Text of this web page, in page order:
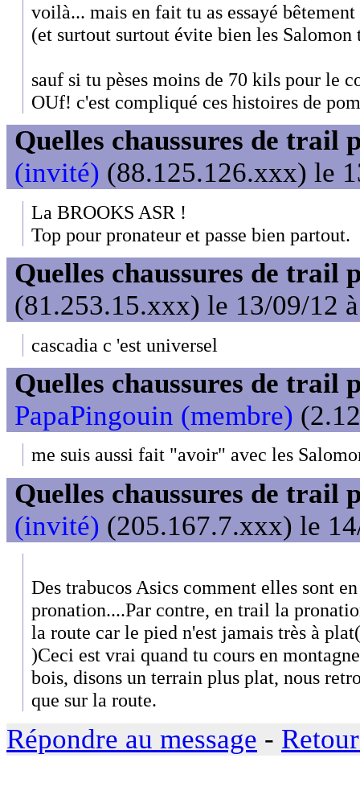
voilà... mais en fait tu as essayé
(et surtout surtout évite bien les Salomon
sauf si tu pèses moins de 70 kils pour le
OUf! c'est compliqué ces histoires de
Quelles chaussures de trail
(invité) (88.125.126.xxx) le
La BROOKS ASR !
Top pour pronateur et passe bien partout.
Quelles chaussures de trail
(81.253.15.xxx) le 13/09/12
cascadia c 'est universel
Quelles chaussures de trail
PapaPingouin (membre)
me suis aussi fait "avoir" avec les
Quelles chaussures de trail
(invité) (205.167.7.xxx) le
Des trabucos Asics comment elles sont
pronation....Par contre, en trail la
la route car le pied n'est jamais très à
)Ceci est vrai quand tu cours en
bois, disons un terrain plus plat, nous
que sur la route.
Répondre au message -